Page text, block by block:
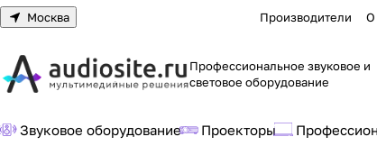
Москва Производители О
Профессиональное звуковое и
световое оборудование
Звуковое оборудование Проекторы